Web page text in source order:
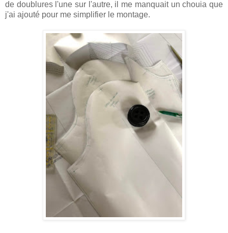
de doublures l'une sur l'autre, il me manquait un chouia que
j'ai ajouté pour me simplifier le montage.